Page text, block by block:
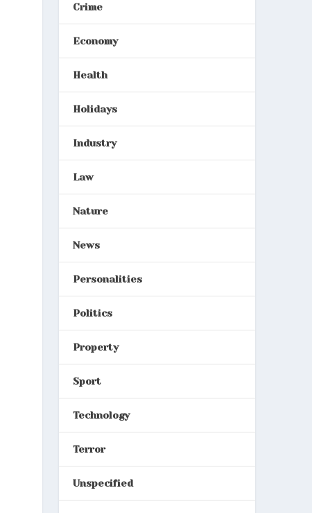
Crime
Economy
Health
Holidays
Industry
Law
Nature
News
Personalities
Politics
Property
Sport
Technology
Terror
Unspecified